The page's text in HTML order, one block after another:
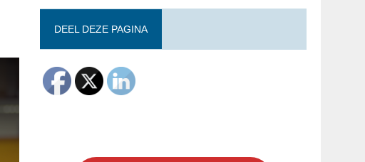
DEEL DEZE PAGINA